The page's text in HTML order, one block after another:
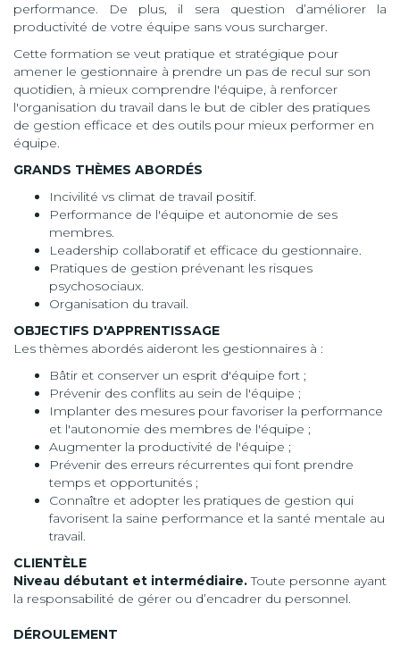
performance. De plus, il sera question d’améliorer la
productivité de votre équipe sans vous surcharger.
Cette formation se veut pratique et stratégique pour
amener le gestionnaire à prendre un pas de recul sur son
quotidien, à mieux comprendre l'équipe, à renforcer
l'organisation du travail dans le but de cibler des pratiques
de gestion efficace et des outils pour mieux performer en
équipe.
GRANDS THÈMES ABORDÉS
Incivilité vs climat de travail positif.
Performance de l'équipe et autonomie de ses
membres.
Leadership collaboratif et efficace du gestionnaire.
Pratiques de gestion prévenant les risques
psychosociaux.
Organisation du travail.
OBJECTIFS D'APPRENTISSAGE
Les thèmes abordés aideront les gestionnaires à :
Bâtir et conserver un esprit d'équipe fort ;
Prévenir des conflits au sein de l'équipe ;
Implanter des mesures pour favoriser la performance
et l'autonomie des membres de l'équipe ;
Augmenter la productivité de l'équipe ;
Prévenir des erreurs récurrentes qui font prendre
temps et opportunités ;
Connaître et adopter les pratiques de gestion qui
favorisent la saine performance et la santé mentale au
travail.
CLIENTÈLE
Niveau débutant et intermédiaire.Toute personne ayant
la responsabilité de gérer ou d’encadrer du personnel.
DÉROULEMENT